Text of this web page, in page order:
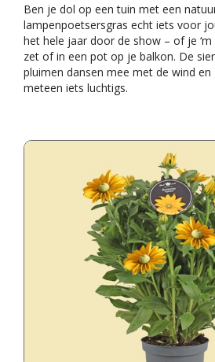
Ben je dol op een tuin met een
lampenpoetsersgras echt iets voor
het hele jaar door de show – of je
zet of in een pot op je balkon. De
pluimen dansen mee met de wind
meteen iets luchtigs.